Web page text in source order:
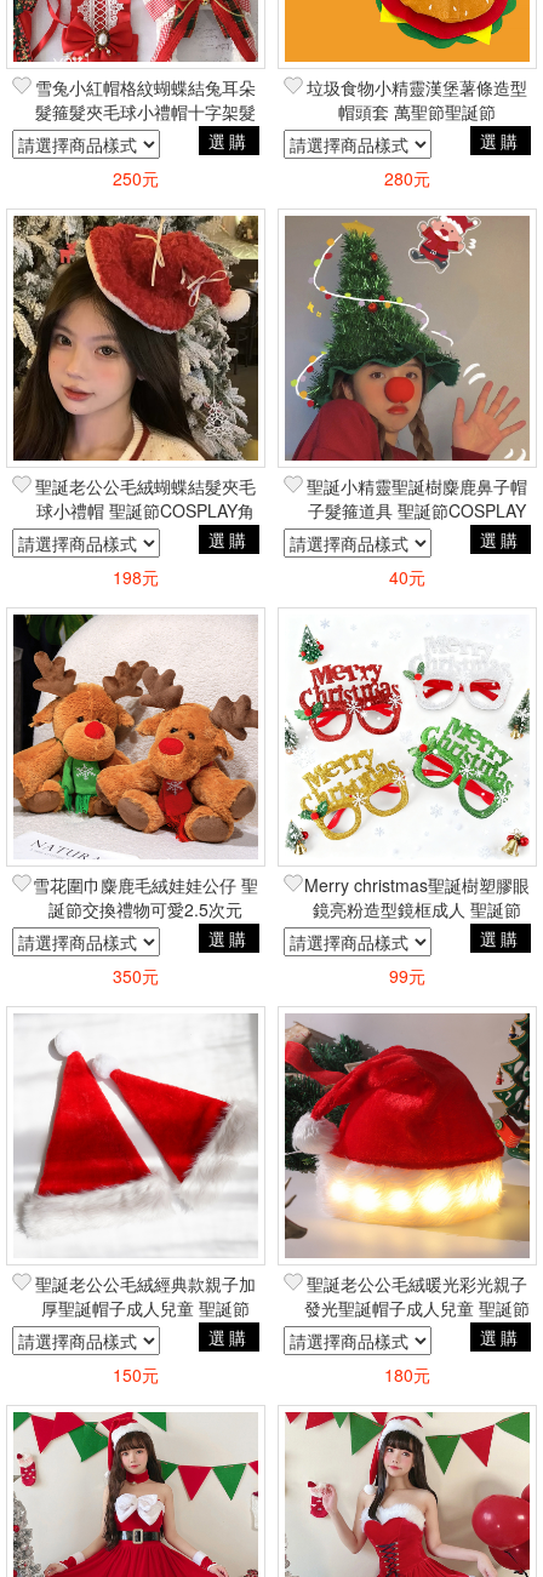
雪兔小紅帽格紋蝴蝶結兔耳朵
髮箍髮夾毛球小禮帽十字架髮
帶 聖誕節COSPLAY角色扮演
蘿莉塔風
選購
250元
垃圾食物小精靈漢堡薯條造型
帽頭套 萬聖節聖誕節
COSPLAY變裝可愛選購
280元
聖誕老公公毛絨蝴蝶結髮夾毛
球小禮帽 聖誕節COSPLAY角
色扮演蘿莉塔風
選購
198元
聖誕小精靈聖誕樹麋鹿鼻子帽
子髮箍道具 聖誕節COSPLAY
角色扮演蘿莉塔風選購
40元
雪花圍巾麋鹿毛絨娃娃公仔 聖
誕節交換禮物可愛2.5次元
選購
350元
Merry christmas聖誕樹塑膠眼
鏡亮粉造型鏡框成人 聖誕節
COSPLAY角色扮演蘿莉塔風
選購
99元
聖誕老公公毛絨經典款親子加
厚聖誕帽子成人兒童 聖誕節
COSPLAY角色扮演蘿莉塔風
選購
150元
聖誕老公公毛絨暖光彩光親子
發光聖誕帽子成人兒童 聖誕節
COSPLAY角色扮演蘿莉塔風
選購
180元